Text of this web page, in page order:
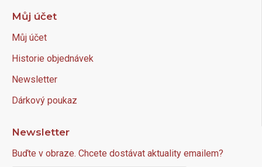
Můj účet
Můj účet
Historie objednávek
Newsletter
Dárkový poukaz
Newsletter
Buďte v obraze. Chcete dostávat aktuality emailem?